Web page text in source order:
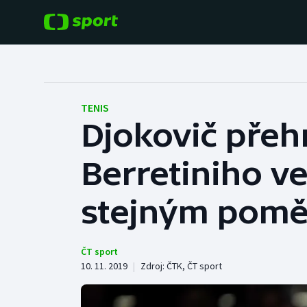
Hokej
Tenis
Atletika
Baseball a softbal
Basketbal
Biatlon
TENIS
Djokovič
Berretiniho
stejným
ČT sport
10. 11. 2019 | Zdroj: ČTK, ČT sport